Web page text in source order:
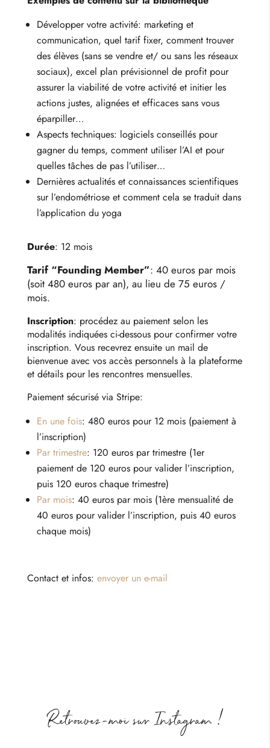
Développer votre activité: marketing et
communication, quel tarif fixer, comment trouver
des élèves (sans se vendre et/ ou sans les réseaux
sociaux), excel plan prévisionnel de profit pour
assurer la viabilité de votre activité et initier les
actions justes, alignées et efficaces sans vous
éparpiller…
Aspects techniques: logiciels conseillés pour
gagner du temps, comment utiliser l’AI et pour
quelles tâches de pas l’utiliser…
Dernières actualités et connaissances scientifiques
sur l’endométriose et comment cela se traduit dans
l’application du yoga
Durée: 12 mois
Tarif “Founding Member”: 40 euros par mois
(soit 480 euros par an), au lieu de 75 euros /
mois.
Inscription: procédez au paiement selon les
modalités indiquées ci-dessous pour confirmer votre
inscription. Vous recevrez ensuite un mail de
bienvenue avec vos accès personnels à la plateforme
et détails pour les rencontres mensuelles.
Paiement sécurisé via Stripe:
En une fois: 480 euros pour 12 mois (paiement à
l’inscription)
Par trimestre: 120 euros par trimestre (1er
paiement de 120 euros pour valider l’inscription,
puis 120 euros chaque trimestre)
Par mois: 40 euros par mois (1ère mensualité de
40 euros pour valider l’inscription, puis 40 euros
chaque mois)
Contact et infos: envoyer un e-mail
Retrouvez-moi sur Instagram !